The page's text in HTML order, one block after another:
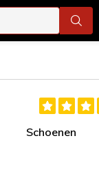
Schoenen